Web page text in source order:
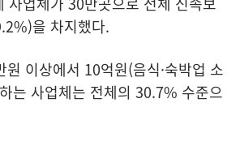
을 차지했다.
이상에서 10억원(음식·숙박업 소
는 사업체는 전체의 30.7% 수준으